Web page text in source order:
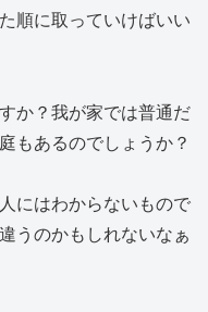
順に取っていけばいい
か？我が家では普通だ
もあるのでしょうか？
にはわからないもので
うのかもしれないなぁ